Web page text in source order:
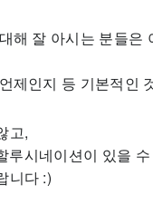
해 잘 아시는 분들
제인지 등 기본적인
고,
루시네이션이 있을
니다 :)